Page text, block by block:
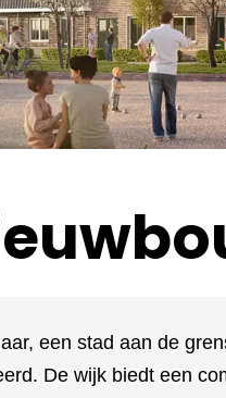
een stad aan de
De wijk biedt een